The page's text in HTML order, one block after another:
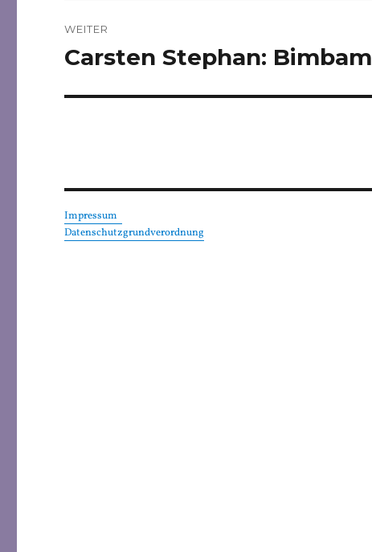
WEITER
Nächster
Carsten Stephan: Bimbam
Impressum
Datenschutzgrundverordnung